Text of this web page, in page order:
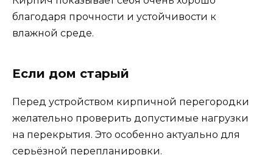
благодаря прочности и устойчивости к
влажной среде.
Если дом старый
Перед устройством кирпичной перегородки
желательно проверить допустимые нагрузки
на перекрытия. Это особенно актуально для
серьёзной перепланировки.